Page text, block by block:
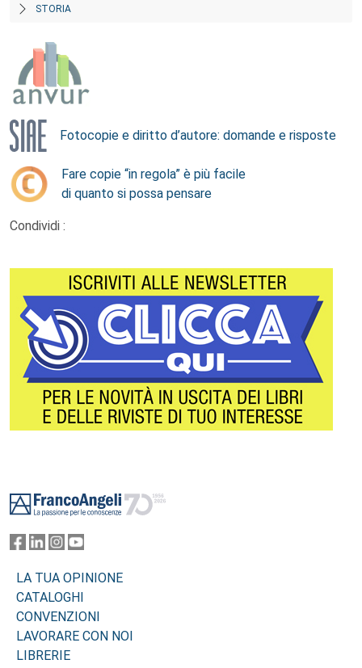
STORIA
Fotocopie e diritto d’autore: domande e risposte
Fare copie “in regola” è più facile
di quanto si possa pensare
Condividi :
LA TUA OPINIONE
CATALOGHI
CONVENZIONI
LAVORARE CON NOI
LIBRERIE